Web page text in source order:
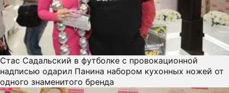
Стас Садальский в футболке с провокационной
надписью одарил Панина набором кухонных ножей от
одного знаменитого бренда